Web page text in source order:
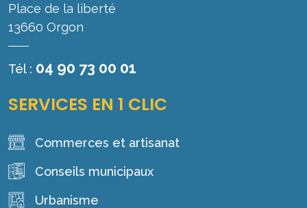
Place de la liberté
13660 Orgon
Tél : 04 90 73 00 01
SERVICES EN 1 CLIC
Commerces et artisanat
Conseils municipaux
Urbanisme